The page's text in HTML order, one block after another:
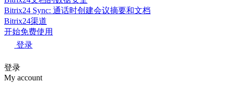
Bitrix24 Sync: 通话时创建会议摘要和文档
Bitrix24渠道
开始免费使用
登录
登录
My account